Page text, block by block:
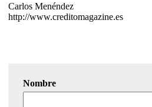
Carlos Menéndez
http://www.creditomagazine.es
Nombre